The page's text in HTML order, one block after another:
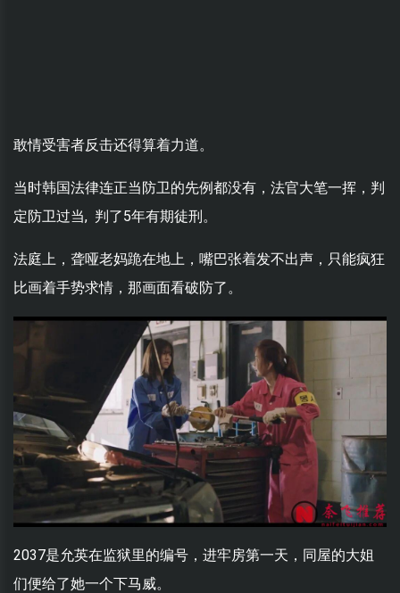
敢情受害者反击还得算着力道。
当时韩国法律连正当防卫的先例都没有，法官大笔一挥，判
定防卫过当, 判了5年有期徒刑。
法庭上，聋哑老妈跪在地上，嘴巴张着发不出声，只能疯狂
比画着手势求情，那画面看破防了。
2037是允英在监狱里的编号，进牢房第一天，同屋的大姐
们便给了她一个下马威。